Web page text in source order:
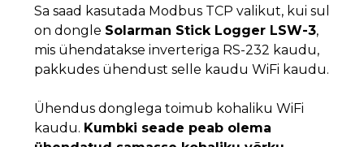
Sa saad kasutada Modbus TCP valikut, kui sul
on dongle Solarman Stick Logger LSW-3,
mis ühendatakse inverteriga RS-232 kaudu,
pakkudes ühendust selle kaudu WiFi kaudu.
Ühendus donglega toimub kohaliku WiFi
kaudu. Kumbki seade peab olema